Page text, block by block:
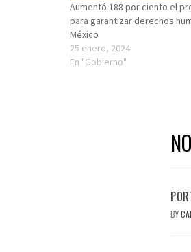
Aumentó 188 por ciento el
para garantizar derechos
México
25 enero, 2024
En "Gobierno"
BY